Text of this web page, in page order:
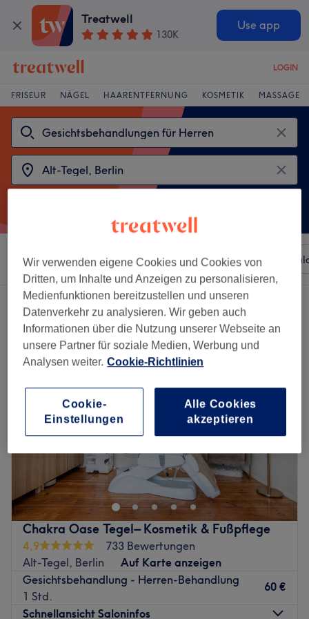
Treatwell
130K
Use app
LOGIN
FRISEUR NÄGEL HAARENTFERNUNG KOSMETIK MASSAGE
Sortieren nach Beliebiger Preis Besonderheiten
2 Salons die anbieten:
gesichtsbehandlungen für herren in Alt-Tegel, Berlin
Chakra Oase Tegel– Kosmetik & Fußpflege
4,9
733 Bewertungen
Alt-Tegel, Berlin
Auf Karte anzeigen
Gesichtsbehandlung - Herren-Behandlung
1 Std.
60 €
Schnellansicht Saloninfos
Wir verwenden eigene Cookies und Cookies von
Dritten, um Inhalte und Anzeigen zu personalisieren,
Medienfunktionen bereitzustellen und unseren
Datenverkehr zu analysieren. Wir geben auch
Informationen über die Nutzung unserer Webseite an
unsere Partner für soziale Medien, Werbung und
Analysen weiter. Cookie-Richtlinien
Cookie-
Einstellungen
Alle Cookies
akzeptieren